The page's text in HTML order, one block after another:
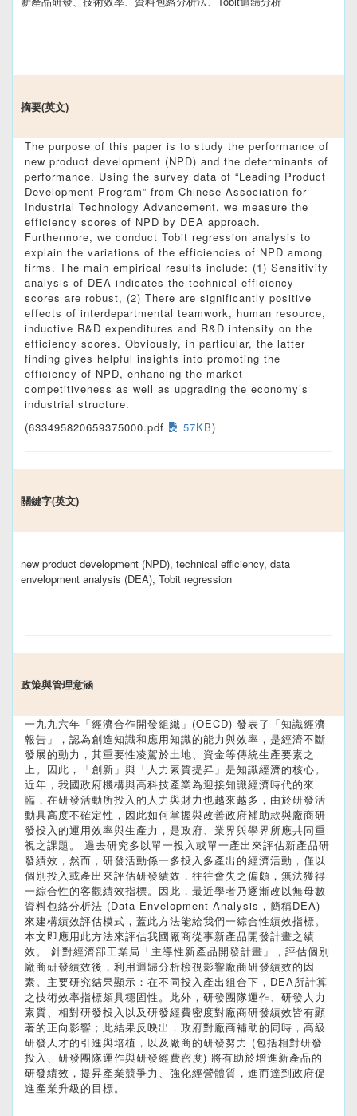
摘要(英文)
The purpose of this paper is to study the performance of
new product development (NPD) and the determinants of
performance. Using the survey data of “Leading Product
Development Program” from Chinese Association for
Industrial Technology Advancement, we measure the
efficiency scores of NPD by DEA approach.
Furthermore, we conduct Tobit regression analysis to
explain the variations of the efficiencies of NPD among
firms. The main empirical results include: (1) Sensitivity
analysis of DEA indicates the technical efficiency
scores are robust, (2) There are significantly positive
effects of interdepartmental teamwork, human resource,
inductive R&D expenditures and R&D intensity on the
efficiency scores. Obviously, in particular, the latter
finding gives helpful insights into promoting the
efficiency of NPD, enhancing the market
competitiveness as well as upgrading the economy’s
industrial structure.
(633495820659375000.pdf
57KB)
關鍵字(英文)
new product development (NPD), technical efficiency, data
envelopment analysis (DEA), Tobit regression
政策與管理意涵
一九九六年「經濟合作開發組織」(OECD) 發表了「知識經濟
報告」，認為創造知識和應用知識的能力與效率，是經濟不斷
發展的動力，其重要性凌駕於土地、資金等傳統生產要素之
上。因此，「創新」與「人力素質提昇」是知識經濟的核心。
近年，我國政府機構與高科技產業為迎接知識經濟時代的來
臨，在研發活動所投入的人力與財力也越來越多，由於研發活
動具高度不確定性，因此如何掌握與改善政府補助款與廠商研
發投入的運用效率與生產力，是政府、業界與學界所應共同重
視之課題。 過去研究多以單一投入或單一產出來評估新產品研
發績效，然而，研發活動係一多投入多產出的經濟活動，僅以
個別投入或產出來評估研發績效，往往會失之偏頗，無法獲得
一綜合性的客觀績效指標。因此，最近學者乃逐漸改以無母數
資料包絡分析法 (Data Envelopment Analysis，簡稱DEA)
來建構績效評估模式，蓋此方法能給我們一綜合性績效指標。
本文即應用此方法來評估我國廠商從事新產品開發計畫之績
效。 針對經濟部工業局「主導性新產品開發計畫」，評估個別
廠商研發績效後，利用迴歸分析檢視影響廠商研發績效的因
素。主要研究結果顯示：在不同投入產出組合下，DEA所計算
之技術效率指標頗具穩固性。此外，研發團隊運作、研發人力
素質、相對研發投入以及研發經費密度對廠商研發績效皆有顯
著的正向影響；此結果反映出，政府對廠商補助的同時，高級
研發人才的引進與培植，以及廠商的研發努力 (包括相對研發
投入、研發團隊運作與研發經費密度) 將有助於增進新產品的
研發績效，提昇產業競爭力、強化經營體質，進而達到政府促
進產業升級的目標。